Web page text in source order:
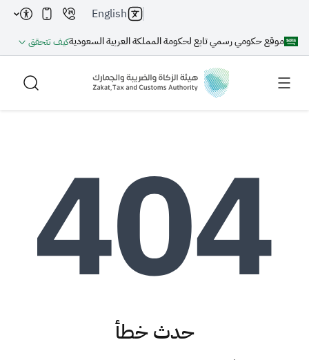
موقع حكومي رسمي تابع لحكومة المملكة العربية السعوديةكيف تتحقق
English
بحث AI
التصرفات العقارية
حدث خطأ